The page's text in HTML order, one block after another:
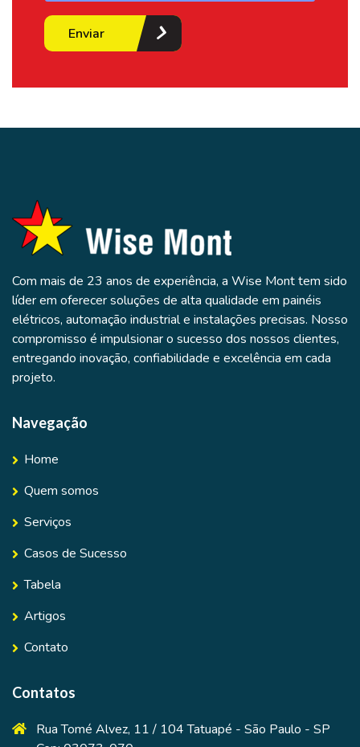
Enviar
Com mais de 23 anos de experiência, a Wise Mont tem sido
líder em oferecer soluções de alta qualidade em painéis
elétricos, automação industrial e instalações precisas. Nosso
compromisso é impulsionar o sucesso dos nossos clientes,
entregando inovação, confiabilidade e excelência em cada
projeto.
Navegação
Home
Quem somos
Serviços
Casos de Sucesso
Tabela
Artigos
Contato
Contatos
Rua Tomé Alvez, 11 / 104 Tatuapé - São Paulo - SP